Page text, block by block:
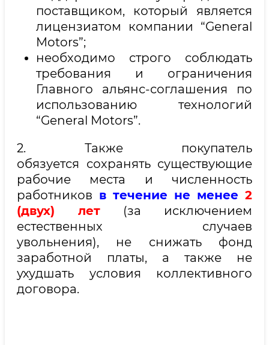
поставщиком, который является
лицензиатом компании “General
Motors”;
необходимо строго соблюдать
требования и ограничения
Главного альянс-соглашения по
использованию технологий
“General Motors”.
2. Также покупатель
обязуется сохранять существующие
рабочие места и численность
работников в течение не менее 2
(двух) лет (за исключением
естественных случаев
увольнения), не снижать фонд
заработной платы, а также не
ухудшать условия коллективного
договора.